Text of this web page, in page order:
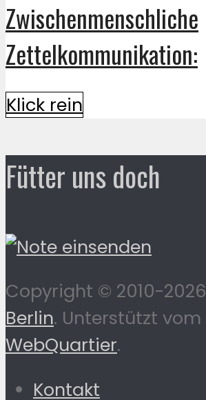
Zwischenmenschliche
Zettelkommunikation:
Klick rein
Fütter uns doch
Copyright © 2010-2026
Berlin. Unterstützt vom
WebQuartier.
Kontakt